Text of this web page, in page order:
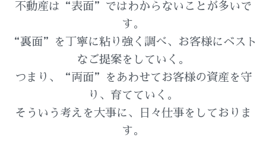
不動産は“表面”ではわからないことが多いで
す。
“裏面”を丁寧に粘り強く調べ、お客様にベスト
なご提案をしていく。
つまり、“両面”をあわせてお客様の資産を守
り、育てていく。
そういう考えを大事に、日々仕事をしておりま
す。